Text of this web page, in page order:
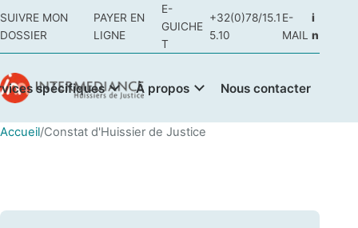
SUIVRE MON
DOSSIER
PAYER EN
LIGNE
E-
GUICHE
T
+32(0)78/15.1
5.10
E-
MAIL
i
n
spécifiques À propos Nous contacter
Accueil/Constat d'Huissier de Justice